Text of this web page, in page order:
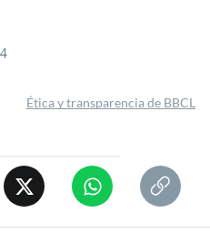
Ética y transparencia de BBCL